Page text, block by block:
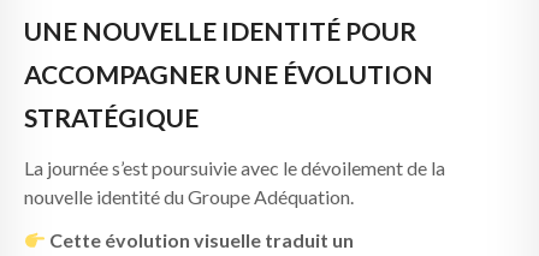
UNE NOUVELLE IDENTITÉ POUR
ACCOMPAGNER UNE ÉVOLUTION
STRATÉGIQUE
La journée s’est poursuivie avec le dévoilement de la
nouvelle identité du Groupe Adéquation.
Cette évolution visuelle traduit un